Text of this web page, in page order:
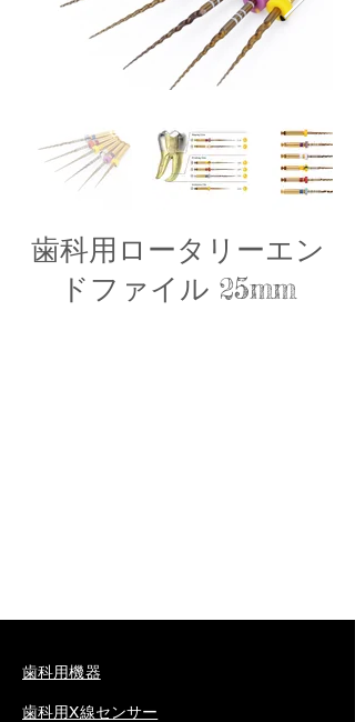
歯科用ロータリーエン
ドファイル 25mm
歯科用機器
歯科用X線センサー